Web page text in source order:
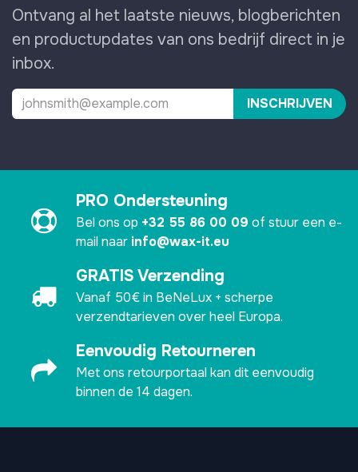
Ontvang al het laatste nieuws, blogberichten
en productupdates van ons bedrijf direct in je
inbox.
INSCHRIJVEN
PRO Ondersteuning
Bel ons op +32 55 86 00 09 of stuur een e-
mail naar info@wax-it.eu
GRATIS Verzending
Vanaf 50€ in BeNeLux + scherpe
verzendtarieven over heel Europa.
Eenvoudig Retourneren
Met ons retourportaal kan dit eenvoudig
binnen de 14 dagen.